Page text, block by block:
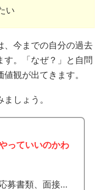
い
、今までの自分の過去
す。「なぜ？」と自問
観が出てきます。
しょう。
っていいのかわ
募書類、面接…